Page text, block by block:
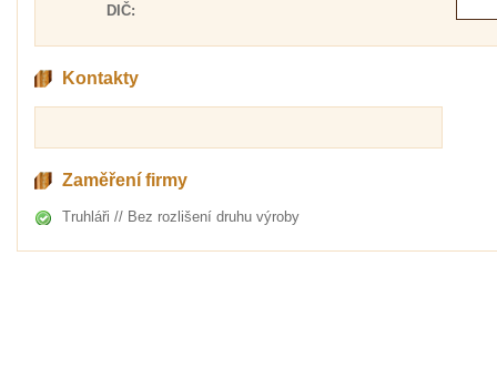
DIČ:
Kontakty
Zaměření firmy
Truhláři // Bez rozlišení druhu výroby